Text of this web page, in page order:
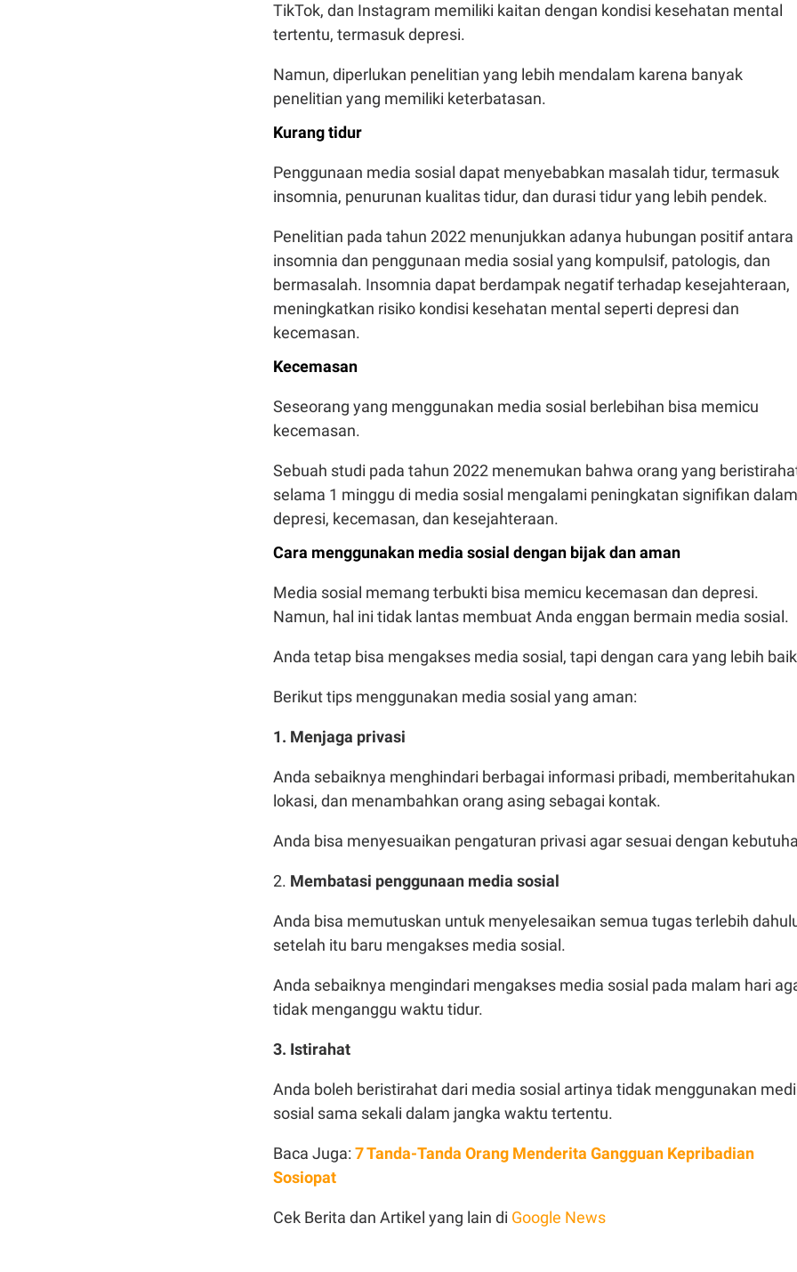
TikTok, dan Instagram memiliki kaitan dengan kondisi kesehatan mental
tertentu, termasuk depresi.
Namun, diperlukan penelitian yang lebih mendalam karena banyak
penelitian yang memiliki keterbatasan.
Kurang tidur
Penggunaan media sosial dapat menyebabkan masalah tidur, termasuk
insomnia, penurunan kualitas tidur, dan durasi tidur yang lebih pendek.
Penelitian pada tahun 2022 menunjukkan adanya hubungan positif antara
insomnia dan penggunaan media sosial yang kompulsif, patologis, dan
bermasalah. Insomnia dapat berdampak negatif terhadap kesejahteraan,
meningkatkan risiko kondisi kesehatan mental seperti depresi dan
kecemasan.
Kecemasan
Seseorang yang menggunakan media sosial berlebihan bisa memicu
kecemasan.
Sebuah studi pada tahun 2022 menemukan bahwa orang yang
selama 1 minggu di media sosial mengalami peningkatan signifikan dalam
depresi, kecemasan, dan kesejahteraan.
Cara menggunakan media sosial dengan bijak dan aman
Media sosial memang terbukti bisa memicu kecemasan dan depresi.
Namun, hal ini tidak lantas membuat Anda enggan bermain media sosial.
Anda tetap bisa mengakses media sosial, tapi dengan cara yang lebih
Berikut tips menggunakan media sosial yang aman:
1. Menjaga privasi
Anda sebaiknya menghindari berbagai informasi pribadi, memberitahukan
lokasi, dan menambahkan orang asing sebagai kontak.
Anda bisa menyesuaikan pengaturan privasi agar sesuai dengan
2. Membatasi penggunaan media sosial
Anda bisa memutuskan untuk menyelesaikan semua tugas terlebih
setelah itu baru mengakses media sosial.
Anda sebaiknya mengindari mengakses media sosial pada malam hari
tidak menganggu waktu tidur.
3. Istirahat
Anda boleh beristirahat dari media sosial artinya tidak menggunakan
sosial sama sekali dalam jangka waktu tertentu.
Baca Juga: 7 Tanda-Tanda Orang Menderita Gangguan Kepribadian
Sosiopat
Cek Berita dan Artikel yang lain di Google News